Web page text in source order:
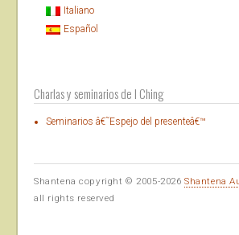
Italiano
Español
Charlas y seminarios de I Ching
Seminarios â€˜Espejo del presenteâ€™
Shantena copyright © 2005-2026Shantena
all rights reserved